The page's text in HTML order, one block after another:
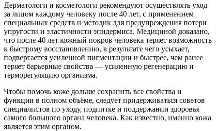
Дерматологи и косметологи рекомендуют осуществлять уход
за лицом каждому человеку после 40 лет, с применением
специальных средств и методик для предупреждения потери
упругости и эластичности эпидермиса. Медициной доказано,
что после 40 лет кожный покров человека теряет возможность
к быстрому восстановлению, в результате чего усыхает,
подвергается усиленной пигментации и быстрее, чем ранее
теряет барьерные свойства — усиленную регенерацию и
терморегуляцию организма.
Чтобы помочь коже дольше сохранить все свойства и
функции в полном объёме, следует придерживаться советов
специалистов по уходу, подпитке и поддержании здоровья
самого большого органа человека. Как известно, именно кожа
является этим органом.